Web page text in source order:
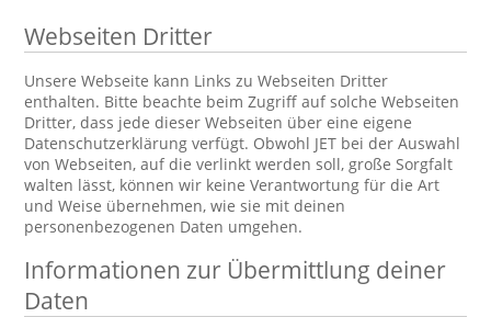
Webseiten Dritter
Unsere Webseite kann Links zu Webseiten Dritter
enthalten. Bitte beachte beim Zugriff auf solche Webseiten
Dritter, dass jede dieser Webseiten über eine eigene
Datenschutzerklärung verfügt. Obwohl JET bei der Auswahl
von Webseiten, auf die verlinkt werden soll, große Sorgfalt
walten lässt, können wir keine Verantwortung für die Art
und Weise übernehmen, wie sie mit deinen
personenbezogenen Daten umgehen.
Informationen zur Übermittlung deiner
Daten